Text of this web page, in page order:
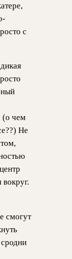
с
(о чем
Не
смогут